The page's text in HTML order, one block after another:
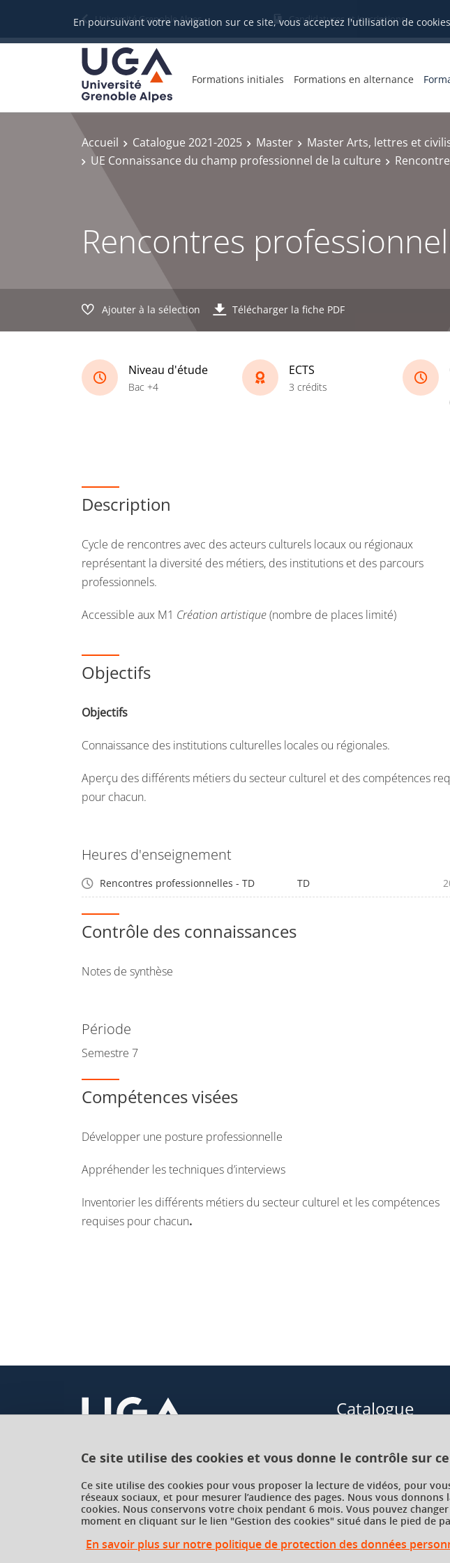
Ce site utilise des cookies et vous donne le contrôle sur
Ce site utilise des cookies pour vous proposer la lecture de vidéos, pour
réseaux sociaux, et pour mesurer l’audience des pages. Nous vous
cookies. Nous conservons votre choix pendant 6 mois. Vous pouvez
moment en cliquant sur le lien "Gestion des cookies" situé dans le pied de
En savoir plus sur notre politique de protection des données
En poursuivant votre navigation sur ce site, vous acceptez l'utilisation de
Université Grenoble Alpes Candidatures et inscriptions
Formations initiales Formations en alternance
Accueil Catalogue 2021-2025 Master Master Arts, lettres et
UE Connaissance du champ professionnel de la culture
Rencontres
Ajouter à la sélection Télécharger la fiche PDF
Niveau d'étude
Bac +4
ECTS
3 crédits
Description
Cycle de rencontres avec des acteurs culturels locaux ou régionaux
représentant la diversité des métiers, des institutions et des parcours
professionnels.
Accessible aux M1 Création artistique(nombre de places limité)
Objectifs
Objectifs
Connaissance des institutions culturelles locales ou régionales.
Aperçu des différents métiers du secteur culturel et des compétences
pour chacun.
Heures d'enseignement
Rencontres professionnelles - TD TD
Contrôle des connaissances
Notes de synthèse
Période
Semestre 7
Compétences visées
Développer une posture professionnelle
Appréhender les techniques d’interviews
Inventorier les différents métiers du secteur culturel et les compétences
requises pour chacun.
Université Grenoble Alpes
621 avenue Centrale
38400 Saint-Martin-d'Hères
France
Catalogue
Formations courtes
Recherche par facultés,
instituts